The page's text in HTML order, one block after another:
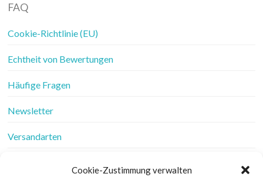
Cookie-Zustimmung verwalten
FAQ
Cookie-Richtlinie (EU)
Echtheit von Bewertungen
Häufige Fragen
Newsletter
Versandarten